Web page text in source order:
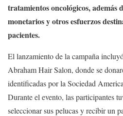
tratamientos oncológicos, además
monetarios y otros esfuerzos
pacientes.
El lanzamiento de la campaña
Abraham Hair Salon, donde se
identificadas por la Sociedad
Durante el evento, las participantes
seleccionar sus pelucas y recibir un